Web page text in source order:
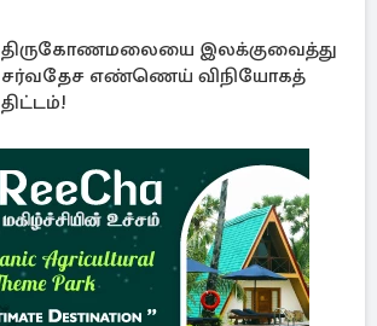
திருகோணமலையை இலக்குவைத்து
சர்வதேச எண்ணெய் விநியோகத்
திட்டம்!